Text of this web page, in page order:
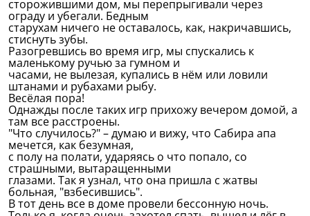
сторожившими дом, мы перепрыгивали через
ограду и убегали. Бедным
старухам ничего не оставалось, как, накричавшись,
стиснуть зубы.
Разогревшись во время игр, мы спускались к
маленькому ручью за гумном и
часами, не вылезая, купались в нём или ловили
штанами и рубахами рыбу.
Весёлая пора!
Однажды после таких игр прихожу вечером домой, а
там все расстроены.
"Что случилось?" – думаю и вижу, что Сабира апа
мечется, как безумная,
с полу на полати, ударяясь о что попало, со
страшными, вытаращенными
глазами. Так я узнал, что она пришла с жатвы
больная, "взбесившись".
В тот день все в доме провели бессонную ночь.